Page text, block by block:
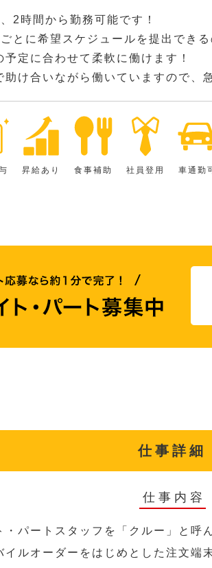
2時間から勤務可能です！
とに希望スケジュールを提出でき
予定に合わせて柔軟に働けます！
助け合いながら働いていますので、
昇給あり 食事補助 社員登用 車通勤
仕事詳細
仕事内容
パートスタッフを「クルー」と呼
ルオーダーをはじめとした注文端